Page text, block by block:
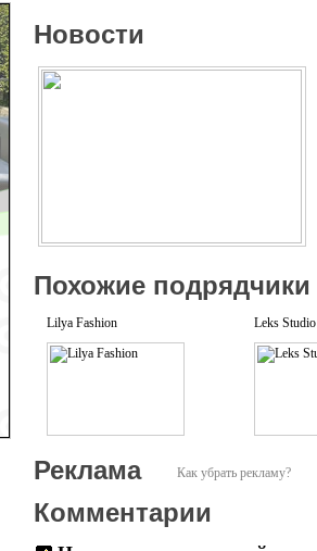
Новости
Похожие подрядчики
Lilya Fashion Leks Studio
Как убрать рекламу?
Реклама
Комментарии